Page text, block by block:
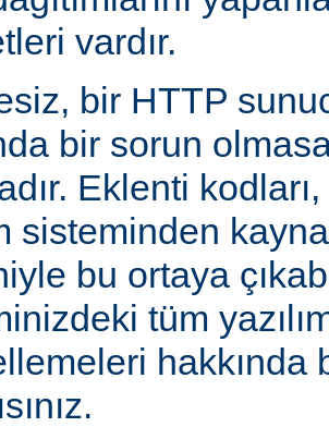
vardır.
bir HTTP
bir sorun
Eklenti
sisteminden
bu ortaya
tüm
hakkında